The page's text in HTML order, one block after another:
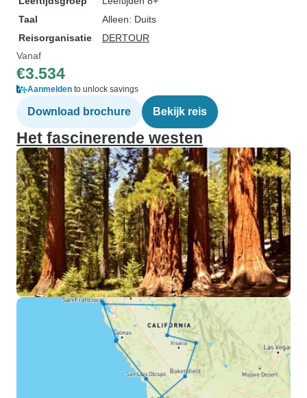
Taal
Alleen: Duits
Reisorganisatie
DERTOUR
Vanaf
€3.534
Aanmelden to unlock savings
Download brochure Bekijk reis
Het fascinerende westen